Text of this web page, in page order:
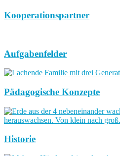
Kooperationspartner
Aufgabenfelder
Pädagogische Konzepte
Historie